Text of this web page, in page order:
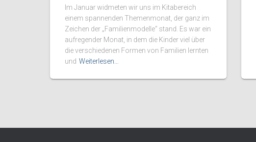
Im Januar widmeten wir uns im Kitabereich
einem spannenden Themenmonat, der ganz im
Zeichen der „Familienmodelle“ stand. Es war ein
aufregender Monat, in dem die Kinder viel über
die verschiedenen Formen von Familien lernten
und Weiterlesen…